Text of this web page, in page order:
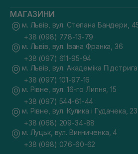
МАГАЗИНИ
м. Львів, вул. Степана Бандери,
+38 (098) 778-13-79
м. Львів, вул. Івана Франка, 36
+38 (097) 611-95-94
м. Львів, вул. Академіка
+38 (097) 101-97-16
м. Рівне, вул. 16-го Липня, 15
+38 (097) 544-61-44
м. Рівне, вул. Кулика і Гудачека,
+38 (068) 209-34-88
м. Луцьк, вул. Винниченка, 4
+38 (098) 076-60-62